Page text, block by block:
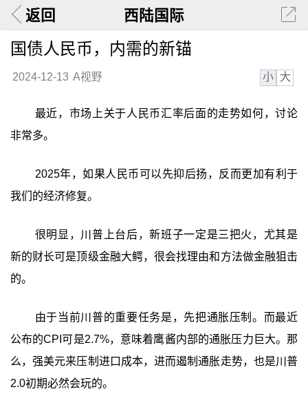
返回 西陆国际
国债人民币，内需的新锚
2024-12-13 A视野 小 大
最近，市场上关于人民币汇率后面的走势如何，讨论
非常多。
2025年，如果人民币可以先抑后扬，反而更加有利于
我们的经济修复。
很明显，川普上台后，新班子一定是三把火，尤其是
新的财长可是顶级金融大鳄，很会找理由和方法做金融狙击
的。
由于当前川普的重要任务是，先把通胀压制。而最近
公布的CPI可是2.7%，意味着鹰酱内部的通胀压力巨大。那
么，强美元来压制进口成本，进而遏制通胀走势，也是川普
2.0初期必然会玩的。